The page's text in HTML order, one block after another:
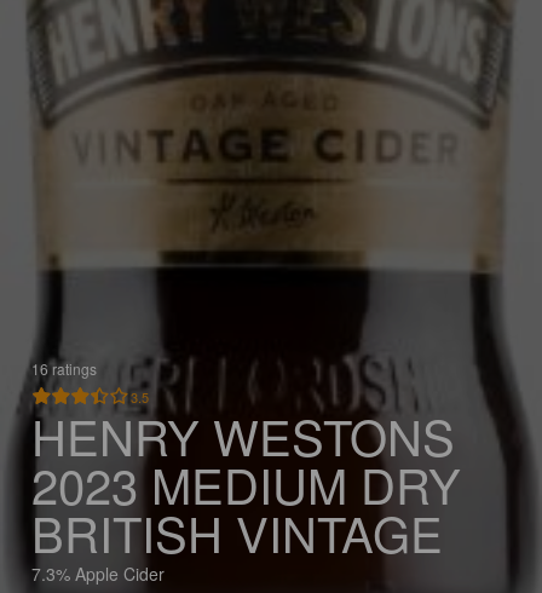
16 ratings
3.5
HENRY WESTONS
2023 MEDIUM DRY
BRITISH VINTAGE
7.3% Apple Cider